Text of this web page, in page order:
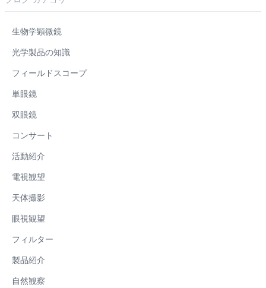
生物学顕微鏡
光学製品の知識
フィールドスコープ
単眼鏡
双眼鏡
コンサート
活動紹介
電視観望
天体撮影
眼視観望
フィルター
製品紹介
自然観察